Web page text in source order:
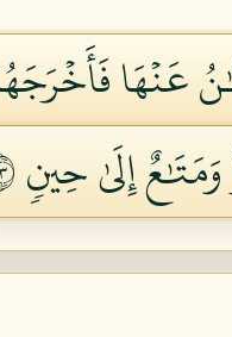
عَنۡهَا
إِلَىٰ حِينٖ ٣٦